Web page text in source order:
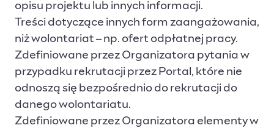
opisu projektu lub innych informacji.
Treści dotyczące innych form zaangażowania,
niż wolontariat – np. ofert odpłatnej pracy.
Zdefiniowane przez Organizatora pytania w
przypadku rekrutacji przez Portal, które nie
odnoszą się bezpośrednio do rekrutacji do
danego wolontariatu.
Zdefiniowane przez Organizatora elementy w